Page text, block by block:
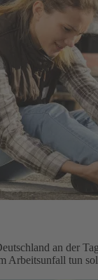
an der
Arbeitsunfall tun